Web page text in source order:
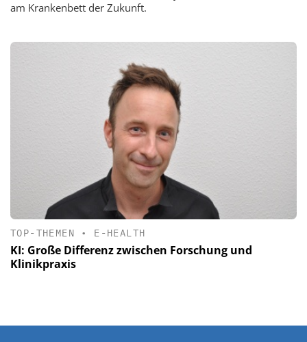
am Krankenbett der Zukunft.
TOP-THEMEN • E-HEALTH
KI: Große Differenz zwischen Forschung und
Klinikpraxis